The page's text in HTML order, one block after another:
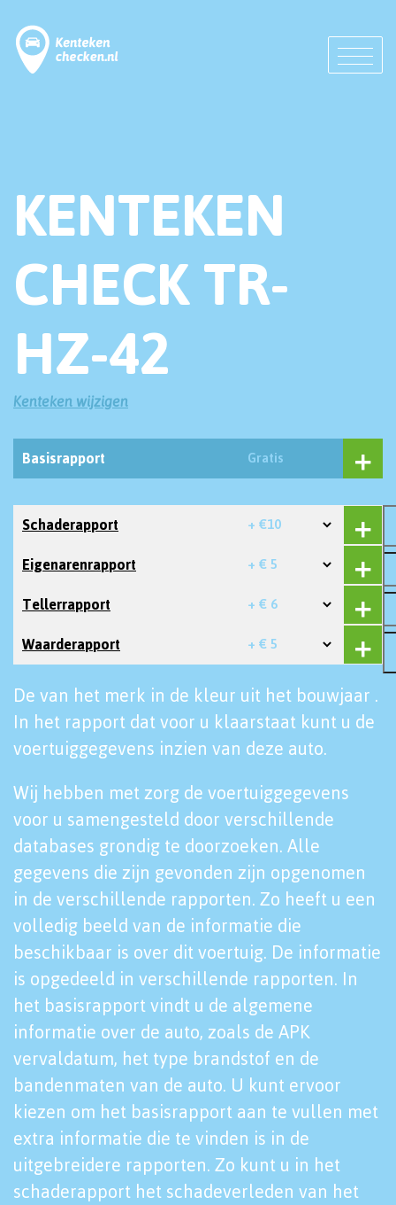
KENTEKEN
CHECK TR-
HZ-42
Kenteken wijzigen
Basisrapport Gratis
Schaderapport + €10
Eigenarenrapport + € 5
Tellerrapport + € 6
Waarderapport + € 5
De van het merk in de kleur uit het bouwjaar .
In het rapport dat voor u klaarstaat kunt u de
voertuiggegevens inzien van deze auto.
Wij hebben met zorg de voertuiggegevens
voor u samengesteld door verschillende
databases grondig te doorzoeken. Alle
gegevens die zijn gevonden zijn opgenomen
in de verschillende rapporten. Zo heeft u een
volledig beeld van de informatie die
beschikbaar is over dit voertuig. De informatie
is opgedeeld in verschillende rapporten. In
het basisrapport vindt u de algemene
informatie over de auto, zoals de APK
vervaldatum, het type brandstof en de
bandenmaten van de auto. U kunt ervoor
kiezen om het basisrapport aan te vullen met
extra informatie die te vinden is in de
uitgebreidere rapporten. Zo kunt u in het
schaderapport het schadeverleden van het